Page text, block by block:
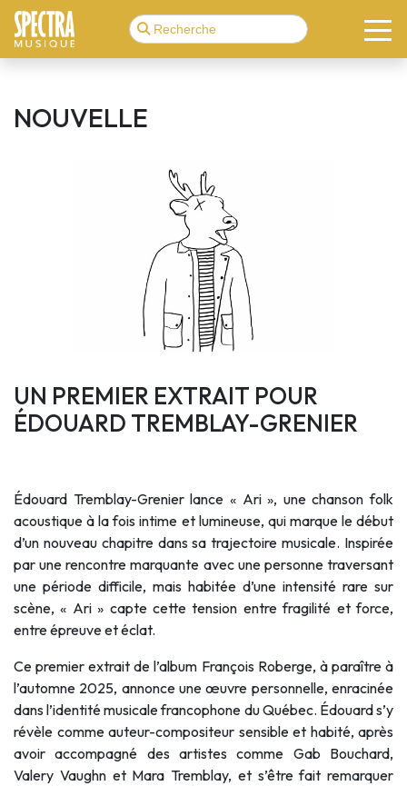
NOUVELLE
UN PREMIER EXTRAIT POUR
ÉDOUARD TREMBLAY-GRENIER
Édouard Tremblay-Grenier lance « Ari », une chanson folk
acoustique à la fois intime et lumineuse, qui marque le début
d’un nouveau chapitre dans sa trajectoire musicale. Inspirée
par une rencontre marquante avec une personne traversant
une période difficile, mais habitée d’une intensité rare sur
scène, « Ari » capte cette tension entre fragilité et force,
entre épreuve et éclat.
Ce premier extrait de l’album François Roberge, à paraître à
l’automne 2025, annonce une œuvre personnelle, enracinée
dans l’identité musicale francophone du Québec. Édouard s’y
révèle comme auteur-compositeur sensible et habité, après
avoir accompagné des artistes comme Gab Bouchard,
Valery Vaughn et Mara Tremblay, et s’être fait remarquer